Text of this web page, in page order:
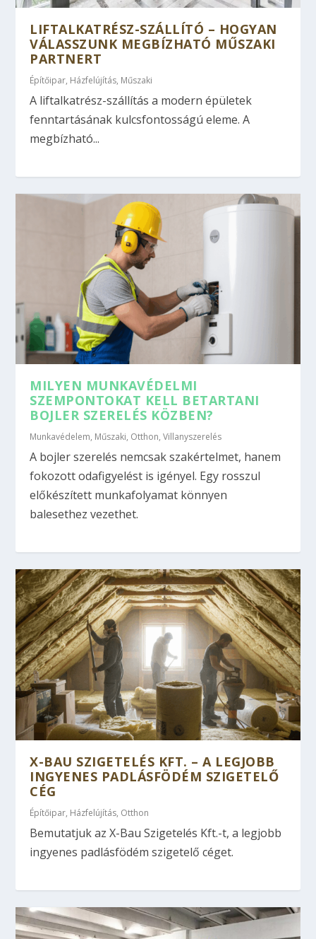
LIFTALKATRÉSZ-SZÁLLÍTÓ – HOGYAN
VÁLASSZUNK MEGBÍZHATÓ MŰSZAKI
PARTNERT
Építőipar, Házfelújítás, Műszaki
A liftalkatrész-szállítás a modern épületek
fenntartásának kulcsfontosságú eleme. A
megbízható...
MILYEN MUNKAVÉDELMI
SZEMPONTOKAT KELL BETARTANI
BOJLER SZERELÉS KÖZBEN?
Munkavédelem, Műszaki, Otthon,Villanyszerelés
A bojler szerelés nemcsak szakértelmet, hanem
fokozott odafigyelést is igényel. Egy rosszul
előkészített munkafolyamat könnyen
balesethez vezethet.
X-BAU SZIGETELÉS KFT. – A LEGJOBB
INGYENES PADLÁSFÖDÉM SZIGETELŐ
CÉG
Építőipar, Házfelújítás, Otthon
Bemutatjuk az X-Bau Szigetelés Kft.-t, a legjobb
ingyenes padlásfödém szigetelő céget.